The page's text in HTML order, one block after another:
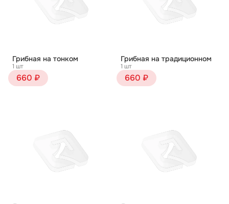
Грибная на тонком
1 шт
660 ₽
Грибная на традиционном
1 шт
660 ₽